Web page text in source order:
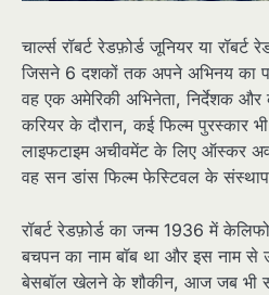
चार्ल्स रॉबर्ट रेडफ़ोर्ड जूनियर या रॉबर्ट
जिसने 6 दशकों तक अपने अभिनय का
वह एक अमेरिकी अभिनेता, निर्देशक और
करियर के दौरान, कई फिल्म पुरस्कार
लाइफटाइम अचीवमेंट के लिए ऑस्कर
वह सन डांस फिल्म फेस्टिवल के
रॉबर्ट रेडफ़ोर्ड का जन्म 1936 में
बचपन का नाम बॉब था और इस नाम से
बेसबॉल खेलने के शौकीन, आज जब भी